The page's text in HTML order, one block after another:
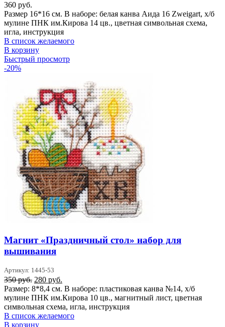
360 руб.
Размер 16*16 см. В наборе: белая канва Аида 16 Zweigart, х/б
мулине ПНК им.Кирова 14 цв., цветная символьная схема,
игла, инструкция
В список желаемого
В корзину
Быстрый просмотр
-20%
Магнит «Праздничный стол» набор для
вышивания
Артикул: 1445-53
350руб. Первоначальная
цена
составляла
350 руб..
280 руб.
цена:
280 руб..
Размер: 8*8,4 см. В наборе: пластиковая канва №14, х/б
мулине ПНК им.Кирова 10 цв., магнитный лист, цветная
символьная схема, игла, инструкция
В список желаемого
В корзину